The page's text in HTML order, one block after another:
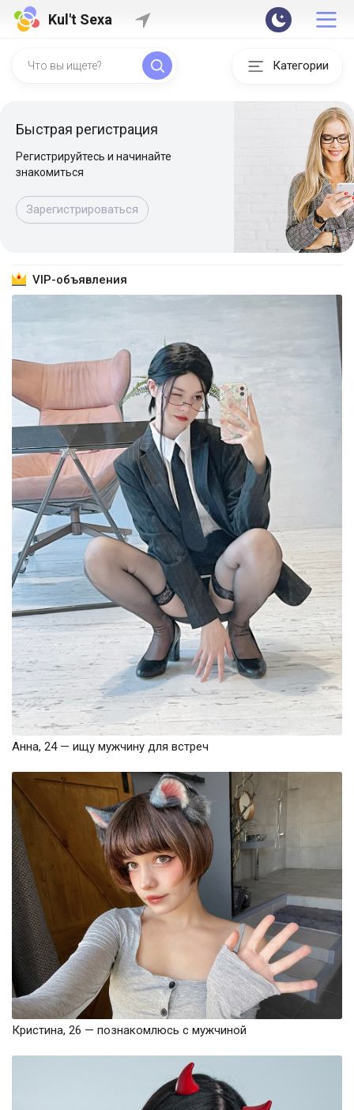
Kul't Sexa
Категории
Быстрая регистрация
Регистрируйтесь и начинайте
знакомиться
Зарегистрироваться
VIP-объявления
Анна, 24 — ищу мужчину для встреч
Кристина, 26 — познакомлюсь с мужчиной